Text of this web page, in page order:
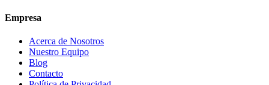
Empresa
Acerca de Nosotros
Nuestro Equipo
Blog
Contacto